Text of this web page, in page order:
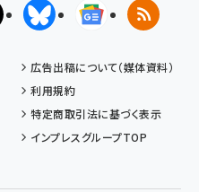
X(エックス)BlueskyGoogleニュ
RSS
広告出稿について（媒体資料）
利用規約
特定商取引法に基づく表示
インプレスグループTOP